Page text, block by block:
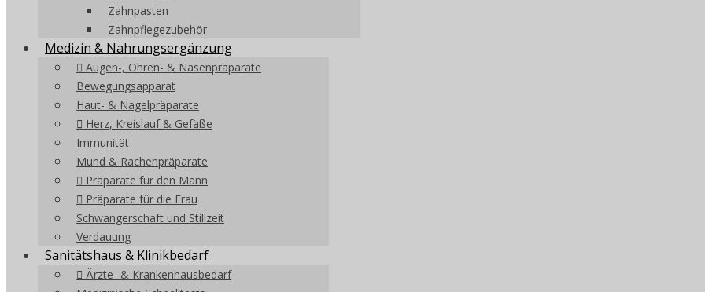
Zahnpasten
Zahnpflegezubehör
Medizin & Nahrungsergänzung
Augen-, Ohren- & Nasenpräparate
Bewegungsapparat
Haut- & Nagelpräparate
Herz, Kreislauf & Gefäße
Immunität
Mund & Rachenpräparate
Präparate für den Mann
Präparate für die Frau
Schwangerschaft und Stillzeit
Verdauung
Sanitätshaus & Klinikbedarf
Ärzte- & Krankenhausbedarf